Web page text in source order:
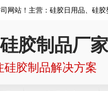
网站！主营：硅胶日用品、硅
胶制品厂家
硅胶制品解决方案